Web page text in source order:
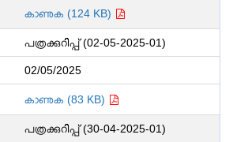
കാണുക (124 KB)
പത്രക്കുറിപ്പ് (02-05-2025-01)
02/05/2025
കാണുക (83 KB)
പത്രക്കുറിപ്പ് (30-04-2025-01)